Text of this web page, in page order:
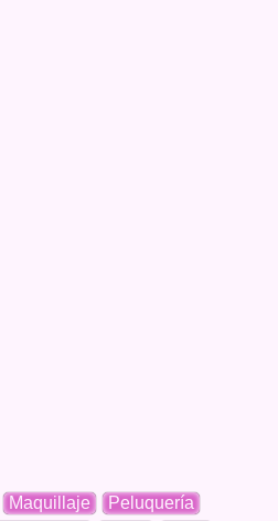
Maquillaje
Peluquería